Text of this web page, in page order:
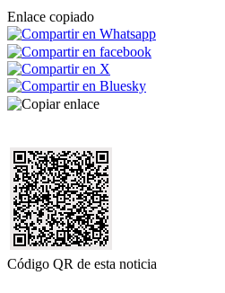
Enlace copiado
Código QR de esta noticia